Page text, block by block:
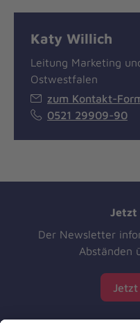
Katy Willich
Leitung Marketing
Ostwestfalen
zum Kontakt-
0521 29909-90
Jetzt
Der Newsletter
Abständen